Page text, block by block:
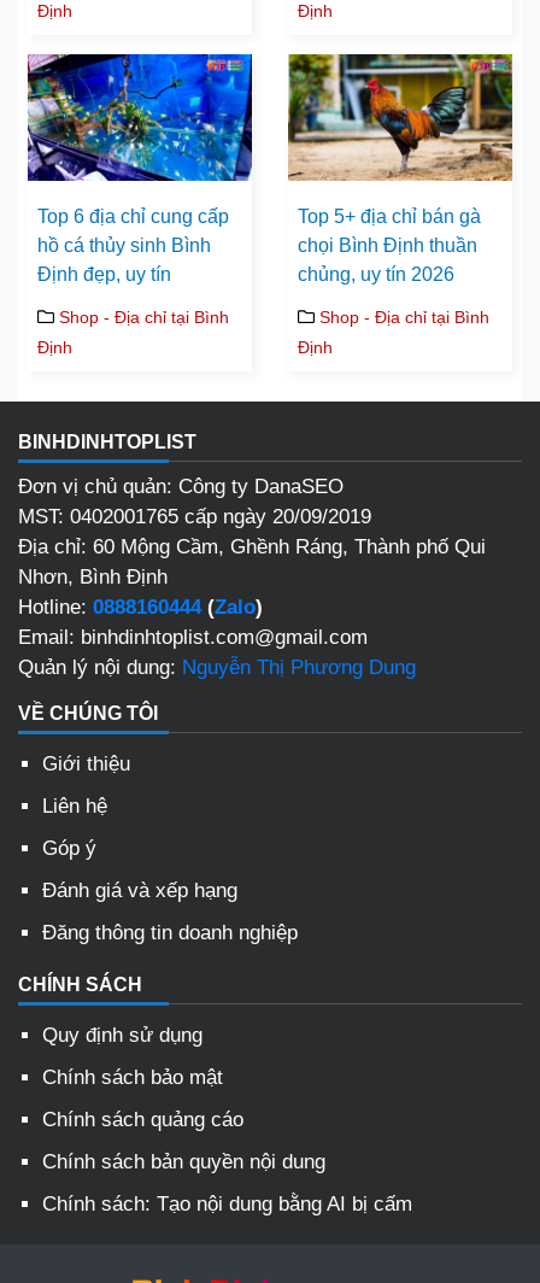
Định
Định
Top 6 địa chỉ cung cấp
hồ cá thủy sinh Bình
Định đẹp, uy tín
Shop - Địa chỉ tại Bình
Định
Top 5+ địa chỉ bán gà
chọi Bình Định thuần
chủng, uy tín 2026
Shop - Địa chỉ tại Bình
Định
BINHDINHTOPLIST
Đơn vị chủ quản: Công ty DanaSEO
MST: 0402001765 cấp ngày 20/09/2019
Địa chỉ: 60 Mộng Cầm, Ghềnh Ráng, Thành phố Qui
Nhơn, Bình Định
Hotline: 0888160444(Zalo)
Email: binhdinhtoplist.com@gmail.com
Quản lý nội dung: Nguyễn Thị Phương Dung
VỀ CHÚNG TÔI
Giới thiệu
Liên hệ
Góp ý
Đánh giá và xếp hạng
Đăng thông tin doanh nghiệp
CHÍNH SÁCH
Quy định sử dụng
Chính sách bảo mật
Chính sách quảng cáo
Chính sách bản quyền nội dung
Chính sách: Tạo nội dung bằng AI bị cấm